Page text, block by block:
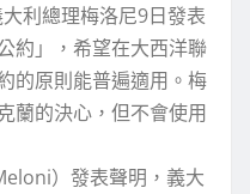
利總理梅洛尼9日發表
約」，希望在大西洋聯
的原則能普遍適用。梅
蘭的決心，但不會使用
）發表聲明，義大